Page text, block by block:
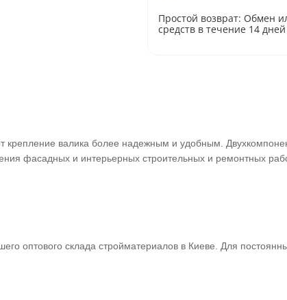
Простой возврат: Обмен
средств в течение 14 дней
крепление валика более надежным и удобным.
фасадных и интерьерных строительных и ремонтных
оптового склада стройматериалов в Киеве. Для